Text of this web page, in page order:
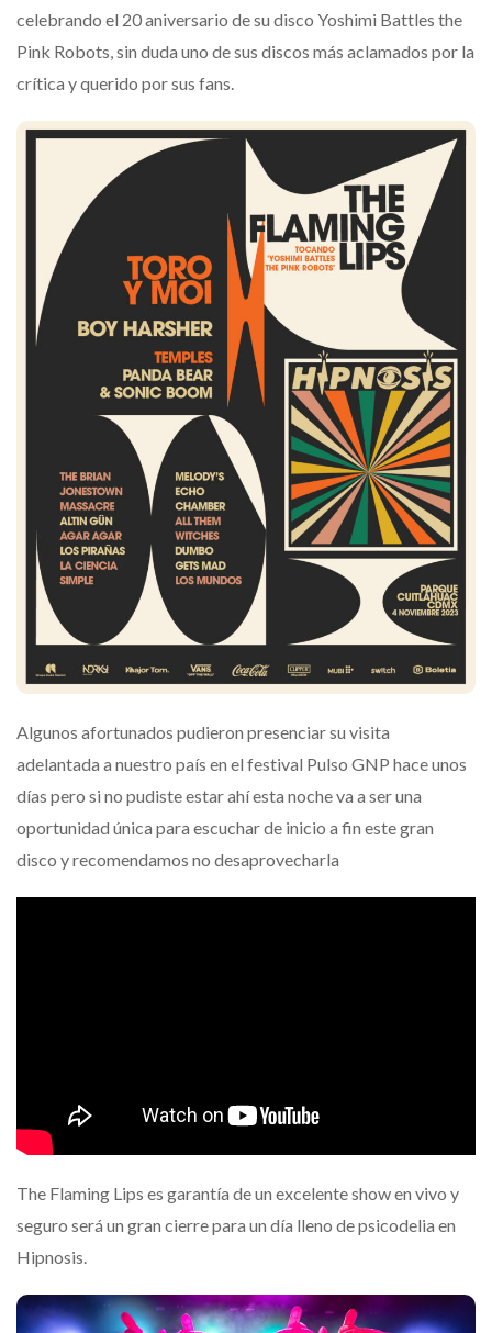
celebrando el 20 aniversario de su disco Yoshimi Battles the
Pink Robots, sin duda uno de sus discos más aclamados por la
crítica y querido por sus fans.
Algunos afortunados pudieron presenciar su visita
adelantada a nuestro país en el festival Pulso GNP hace unos
días pero si no pudiste estar ahí esta noche va a ser una
oportunidad única para escuchar de inicio a fin este gran
disco y recomendamos no desaprovecharla
The Flaming Lips es garantía de un excelente show en vivo y
seguro será un gran cierre para un día lleno de psicodelia en
Hipnosis.